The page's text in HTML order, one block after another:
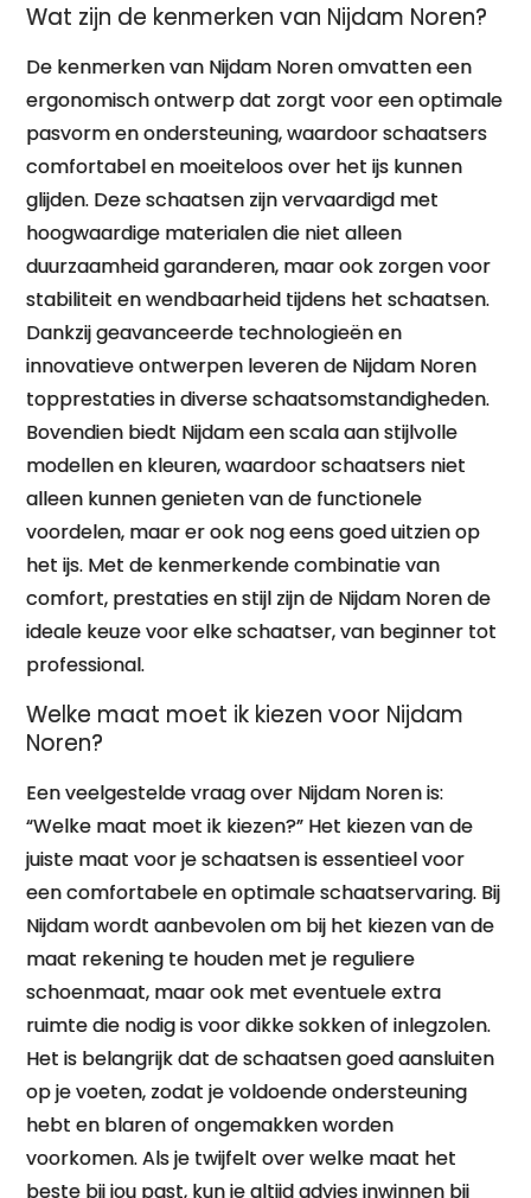
Wat zijn de kenmerken van Nijdam Noren?
De kenmerken van Nijdam Noren omvatten een
ergonomisch ontwerp dat zorgt voor een optimale
pasvorm en ondersteuning, waardoor schaatsers
comfortabel en moeiteloos over het ijs kunnen
glijden. Deze schaatsen zijn vervaardigd met
hoogwaardige materialen die niet alleen
duurzaamheid garanderen, maar ook zorgen voor
stabiliteit en wendbaarheid tijdens het schaatsen.
Dankzij geavanceerde technologieën en
innovatieve ontwerpen leveren de Nijdam Noren
topprestaties in diverse schaatsomstandigheden.
Bovendien biedt Nijdam een scala aan stijlvolle
modellen en kleuren, waardoor schaatsers niet
alleen kunnen genieten van de functionele
voordelen, maar er ook nog eens goed uitzien op
het ijs. Met de kenmerkende combinatie van
comfort, prestaties en stijl zijn de Nijdam Noren de
ideale keuze voor elke schaatser, van beginner tot
professional.
Welke maat moet ik kiezen voor Nijdam
Noren?
Een veelgestelde vraag over Nijdam Noren is:
“Welke maat moet ik kiezen?” Het kiezen van de
juiste maat voor je schaatsen is essentieel voor
een comfortabele en optimale schaatservaring. Bij
Nijdam wordt aanbevolen om bij het kiezen van de
maat rekening te houden met je reguliere
schoenmaat, maar ook met eventuele extra
ruimte die nodig is voor dikke sokken of inlegzolen.
Het is belangrijk dat de schaatsen goed aansluiten
op je voeten, zodat je voldoende ondersteuning
hebt en blaren of ongemakken worden
voorkomen. Als je twijfelt over welke maat het
beste bij jou past, kun je altijd advies inwinnen bij